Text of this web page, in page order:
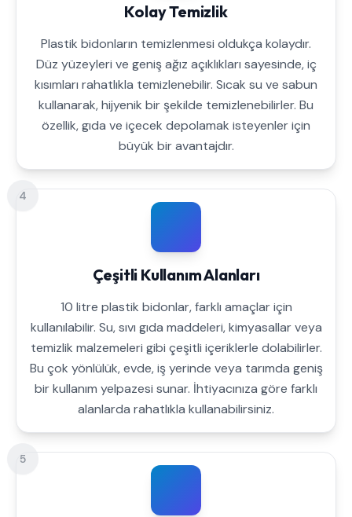
Kolay Temizlik
Plastik bidonların temizlenmesi oldukça kolaydır.
Düz yüzeyleri ve geniş ağız açıklıkları sayesinde, iç
kısımları rahatlıkla temizlenebilir. Sıcak su ve sabun
kullanarak, hijyenik bir şekilde temizlenebilirler. Bu
özellik, gıda ve içecek depolamak isteyenler için
büyük bir avantajdır.
4
Çeşitli Kullanım Alanları
10 litre plastik bidonlar, farklı amaçlar için
kullanılabilir. Su, sıvı gıda maddeleri, kimyasallar veya
temizlik malzemeleri gibi çeşitli içeriklerle dolabilirler.
Bu çok yönlülük, evde, iş yerinde veya tarımda geniş
bir kullanım yelpazesi sunar. İhtiyacınıza göre farklı
alanlarda rahatlıkla kullanabilirsiniz.
5